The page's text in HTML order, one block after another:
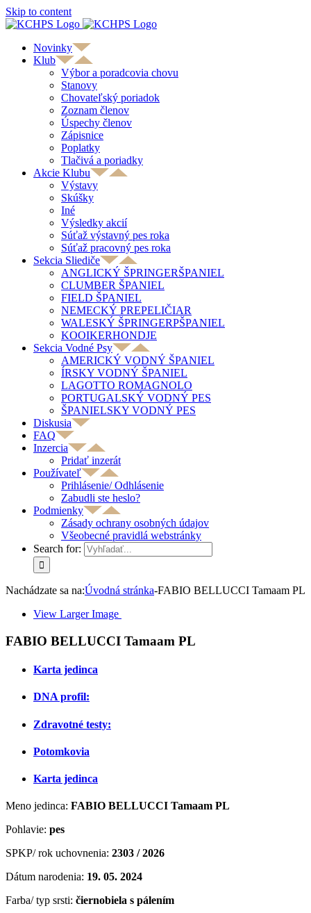
Skip to content
Novinky
Klub
Výbor a poradcovia chovu
Stanovy
Chovateľský poriadok
Zoznam členov
Úspechy členov
Zápisnice
Poplatky
Tlačivá a poriadky
Akcie Klubu
Výstavy
Skúšky
Iné
Výsledky akcií
Súťaž výstavný pes roka
Súťaž pracovný pes roka
Sekcia Sliediče
ANGLICKÝ ŠPRINGERŠPANIEL
CLUMBER ŠPANIEL
FIELD ŠPANIEL
NEMECKÝ PREPELIČIAR
WALESKÝ ŠPRINGERPŠPANIEL
KOOIKERHONDJE
Sekcia Vodné Psy
AMERICKÝ VODNÝ ŠPANIEL
ÍRSKY VODNÝ ŠPANIEL
LAGOTTO ROMAGNOLO
PORTUGALSKÝ VODNÝ PES
ŠPANIELSKY VODNÝ PES
Diskusia
FAQ
Inzercia
Pridať inzerát
Používateľ
Prihlásenie/ Odhlásenie
Zabudli ste heslo?
Podmienky
Zásady ochrany osobných údajov
Všeobecné pravidlá webstránky
Search for:
Nachádzate sa na:Úvodná stránka-FABIO BELLUCCI Tamaam PL
View Larger Image
FABIO BELLUCCI Tamaam PL
Karta jedinca
DNA profil:
Zdravotné testy:
Potomkovia
Karta jedinca
Meno jedinca: FABIO BELLUCCI Tamaam PL
Pohlavie: pes
SPKP/ rok uchovnenia: 2303 / 2026
Dátum narodenia: 19. 05. 2024
Farba/ typ srsti: čiernobiela s pálením